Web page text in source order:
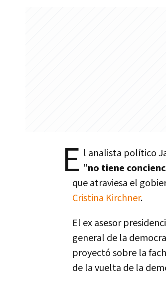
E l analista político
"no tiene
que atraviesa el
Cristina Kirchner.
El ex asesor
general de la
proyectó sobre la
de la vuelta de la